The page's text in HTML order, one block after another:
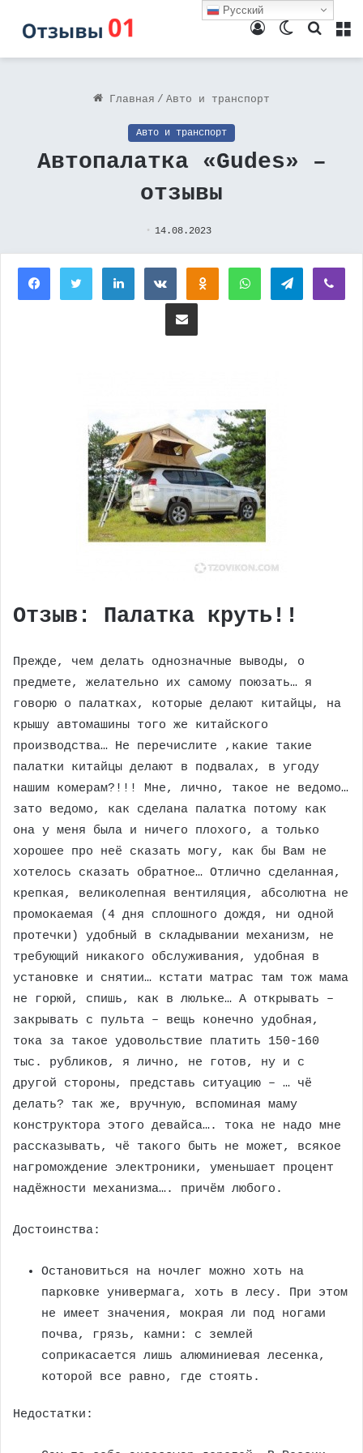
Поиск
Switch
Войти
Главная / Авто и транспорт
Авто и транспорт
Автопалатка «Gudes» –
отзывы
14.08.2023
FacebookTwitterLinkedInВконтактеОдноклассники
WhatsAppTelegram
Поделиться через электронную почту
Отзыв: Палатка круть!!
Прежде, чем делать однозначные выводы, о
предмете, желательно их самому поюзать… я
говорю о палатках, которые делают китайцы, на
крышу автомашины того же китайского
производства… Не перечислите ,какие такие
палатки китайцы делают в подвалах, в угоду
нашим комерам?!!! Мне, лично, такое не ведомо…
зато ведомо, как сделана палатка потому как
она у меня была и ничего плохого, а только
хорошее про неё сказать могу, как бы Вам не
хотелось сказать обратное… Отлично сделанная,
крепкая, великолепная вентиляция, абсолютна не
промокаемая (4 дня сплошного дождя, ни одной
протечки) удобный в складывании механизм, не
требующий никакого обслуживания, удобная в
установке и снятии… кстати матрас там тож мама
не горюй, спишь, как в люльке… А открывать –
закрывать с пульта – вещь конечно удобная,
тока за такое удовольствие платить 150-160
тыс. рубликов, я лично, не готов, ну и с
другой стороны, представь ситуацию – … чё
делать? так же, вручную, вспоминая маму
конструктора этого девайса…. тока не надо мне
рассказывать, чё такого быть не может, всякое
нагромождение электроники, уменьшает процент
надёжности механизма…. причём любого.
Достоинства:
Остановиться на ночлег можно хоть на
парковке универмага, хоть в лесу. При этом
не имеет значения, мокрая ли под ногами
почва, грязь, камни: с землей
соприкасается лишь алюминиевая лесенка,
которой все равно, где стоять.
Недостатки:
Русский